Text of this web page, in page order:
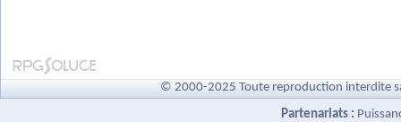
© 2000-2025 Toute reproduction interdite
Partenariats :